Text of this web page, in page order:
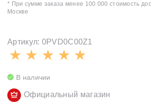
* При сумме заказа менее 100 000 стоимость
Москве
Артикул: 0PVD0C00Z1
В наличии
Официальный магазин